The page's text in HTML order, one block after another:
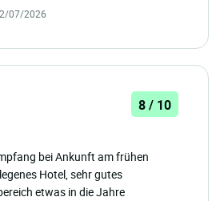
07/2026
8 / 10
bei Ankunft am frühen
Hotel, sehr gutes
etwas in die Jahre